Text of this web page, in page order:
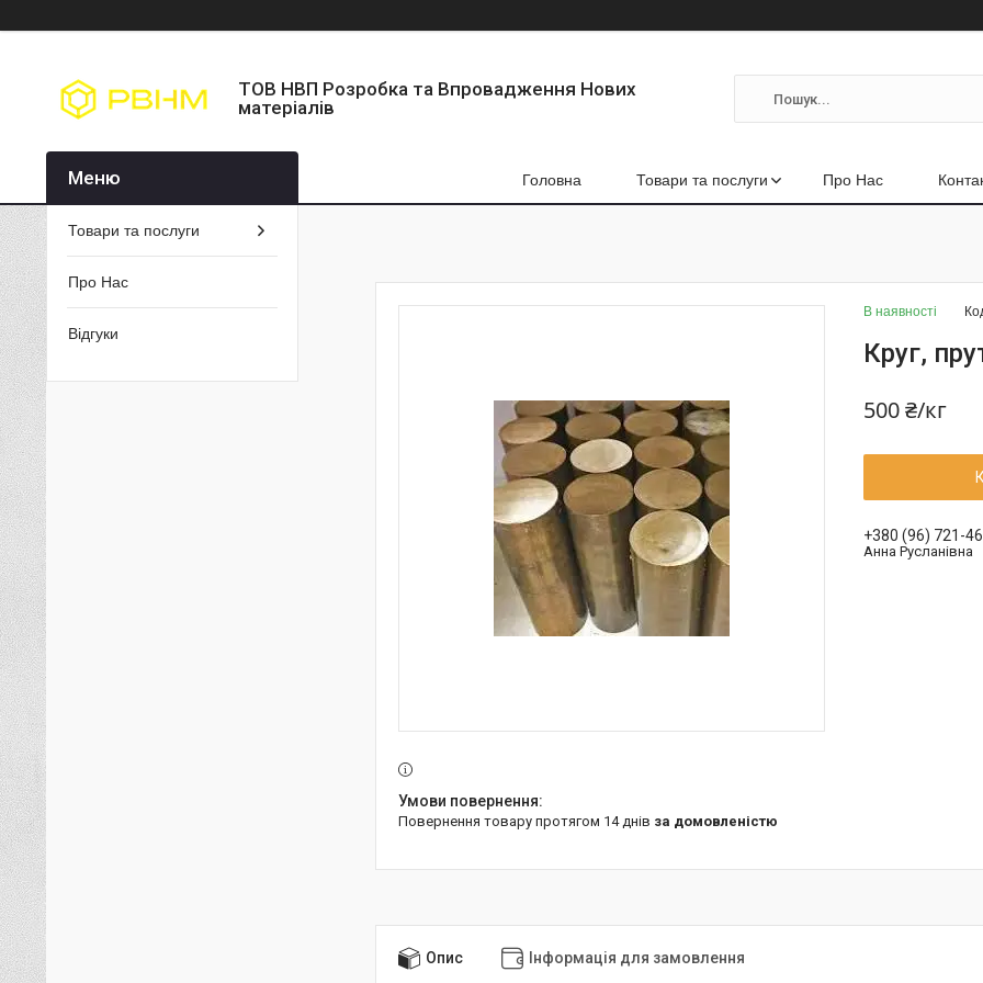
ТОВ НВП Розробка та Впровадження Нових
матеріалів
Головна Товари та послуги Про Нас
В наявності
Круг,
500 ₴/кг
+380 (96) 721-
Анна Русланівна
повернення товару протягом 14 днів за домовленістю
Опис Інформація для замовлення
Товари та послуги
Про Нас
Відгуки